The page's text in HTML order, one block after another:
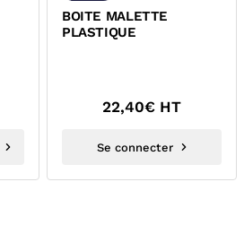
BOITE MALETTE
PLASTIQUE
22,40€ HT
Se connecter